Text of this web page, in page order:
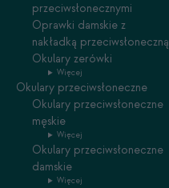
przeciwsłonecznymi
Oprawki damskie z
nakładką przeciwsłoneczną
Okulary zerówki
Więcej
Okulary przeciwsłoneczne
Okulary przeciwsłoneczne
męskie
Więcej
Okulary przeciwsłoneczne
damskie
Więcej